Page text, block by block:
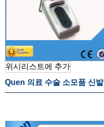
위시리스트에 추가
Quen 의료 수술 소모품 신발